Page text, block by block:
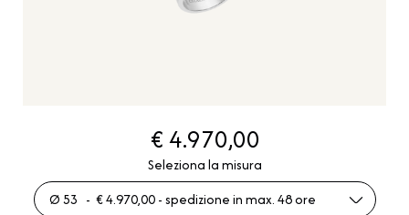
€ 4.970,00
Seleziona la misura
Ø 53 - € 4.970,00 - spedizione in max. 48 ore